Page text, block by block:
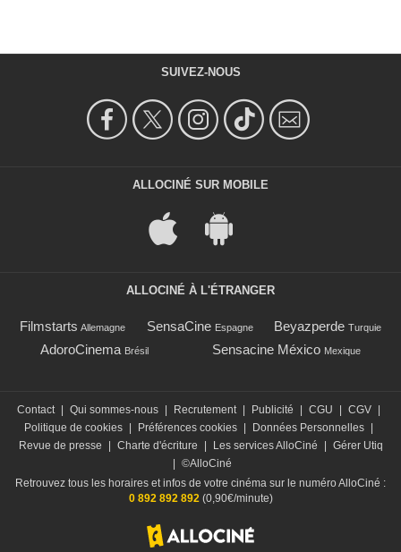
SUIVEZ-NOUS
ALLOCINÉ SUR MOBILE
ALLOCINÉ À L'ÉTRANGER
Filmstarts Allemagne SensaCine Espagne Beyazperde Turquie
AdoroCinema Brésil Sensacine México Mexique
Contact Qui sommes-nous Recrutement Publicité CGU CGV
Politique de cookies
Préférences cookies Données Personnelles
Revue de presse
Charte d'écriture Les services AlloCiné
Gérer Utiq
©AlloCiné
Retrouvez tous les horaires et infos de votre cinéma sur le numéro AlloCiné :
0 892 892 892(0,90€/minute)